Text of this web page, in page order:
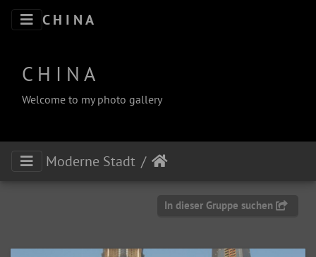
C H I N A
C H I N A
Welcome to my photo gallery
Moderne Stadt